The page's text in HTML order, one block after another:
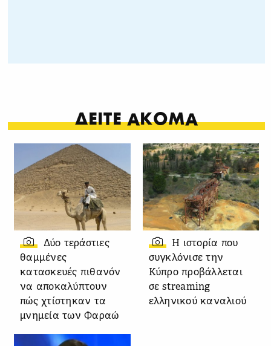
ΔΕΙΤΕ ΑΚΟΜΑ
Δύο τεράστιες
θαμμένες
κατασκευές πιθανόν
να αποκαλύπτουν
πώς χτίστηκαν τα
μνημεία των Φαραώ
Η ιστορία που
συγκλόνισε την
Κύπρο προβάλλεται
σε streaming
ελληνικού καναλιού